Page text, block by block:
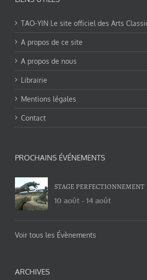
TAO-YIN Le site officiel des Arts
A propos de ce site
A propos de nous
Librairie
Mentions légales
Contact
PROCHAINS ÉVÉNEMENTS
STAGE PERFECTIONNEMENT
10 août - 14 août
Voir tous les Évènements
ARCHIVES